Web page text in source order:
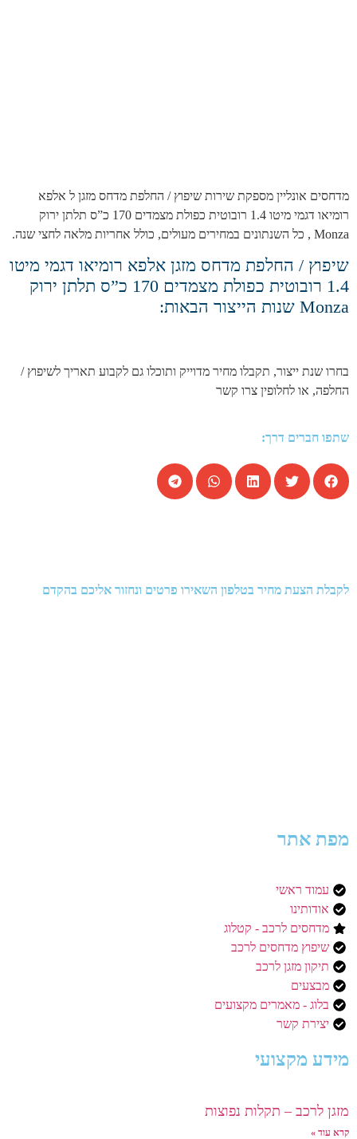
מדחסים אונליין מספקת שירות שיפוץ / החלפת מדחס מזגן ל אלפא
רומיאו דגמי מיטו 1.4 רובוטית כפולת מצמדים 170 כ”ס תלתן ירוק
Monza , כל השנתונים במחירים מעולים, כולל אחריות מלאה לחצי שנה.
שיפוץ / החלפת מדחס מזגן אלפא רומיאו דגמי מיטו
1.4 רובוטית כפולת מצמדים 170 כ”ס תלתן ירוק
Monza שנות הייצור הבאות:
בחרו שנת ייצור, תקבלו מחיר מדוייק ותוכלו גם לקבוע תאריך לשיפוץ /
החלפה, או לחלופין צרו קשר
שתפו חברים דרך:
לקבלת הצעת מחיר בטלפון השאירו פרטים ונחזור אליכם בהקדם
מפת אתר
עמוד ראשי
אודותינו
מדחסים לרכב - קטלוג
שיפוץ מדחסים לרכב
תיקון מזגן לרכב
מבצעים
בלוג - מאמרים מקצועים
יצירת קשר
מידע מקצועי
מזגן לרכב – תקלות נפוצות
קרא עוד »